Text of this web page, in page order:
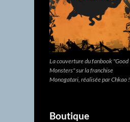
La couverture du fanbook "Good
Monsters" sur la franchise
Monogatari, réalisée par Chkao !
Boutique